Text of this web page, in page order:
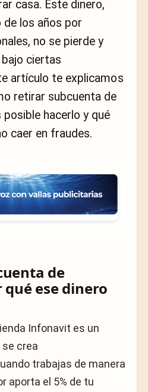
casa. Este dinero,
de los años por
no se pierde y
ciertas
artículo te explicamos
retirar subcuenta de
posible hacerlo y qué
caer en fraudes.
de
ese dinero
Infonavit es un
crea
trabajas de manera
aporta el 5% de tu